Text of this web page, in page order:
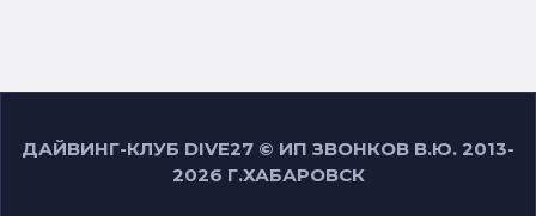
ДАЙВИНГ-КЛУБ DIVE27 © ИП ЗВОНКОВ В.Ю. 2013-
2026 Г.ХАБАРОВСК